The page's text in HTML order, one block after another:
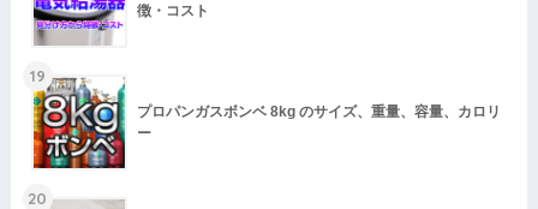
徴・コスト
19
プロパンガスボンベ 8kg のサイズ、重量、容量、カロリ
ー
20